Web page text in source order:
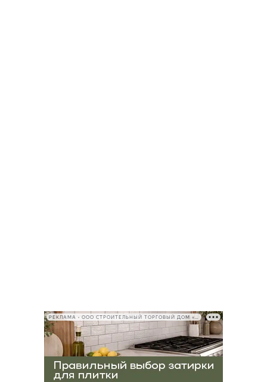
РЕКЛАМА • ООО СТРОИТЕЛЬНЫЙ ТОРГОВЫЙ ДОМ «ПЕТРОВИЧ», ИНН 7802348846